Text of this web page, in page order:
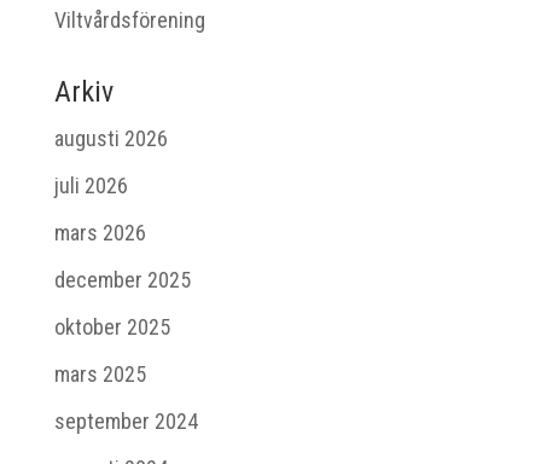
Viltvårdsförening
Arkiv
augusti 2026
juli 2026
mars 2026
december 2025
oktober 2025
mars 2025
september 2024